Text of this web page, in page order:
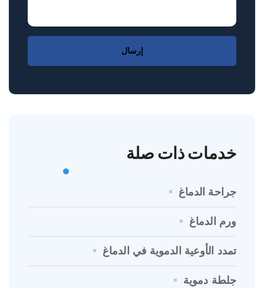
إرسال
خدمات ذات صلة
جراحة الدماغ
ورم الدماغ
تمدد الأوعية الدموية في الدماغ
جلطة دموية